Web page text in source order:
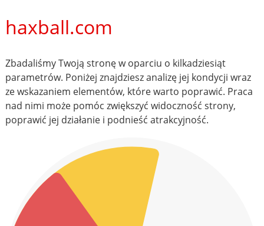
haxball.com
Zbadaliśmy Twoją stronę w oparciu o kilkadziesiąt
parametrów. Poniżej znajdziesz analizę jej kondycji wraz
ze wskazaniem elementów, które warto poprawić. Praca
nad nimi może pomóc zwiększyć widoczność strony,
poprawić jej działanie i podnieść atrakcyjność.